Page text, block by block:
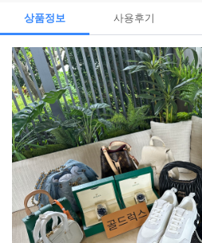
상품정보 사용후기